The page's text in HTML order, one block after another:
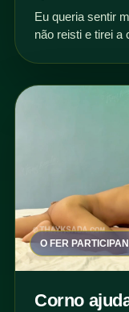
Eu queria sentir
não reisti e tirei a
O FER
Corno